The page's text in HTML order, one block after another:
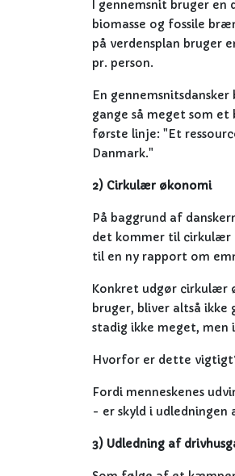
I gennemsnit bruger en
biomasse og fossile
på verdensplan bruger
pr. person.
En
gange så meget som
første linje: "Et
Danmark."
2) Cirkulær økonomi
På baggrund af
det kommer til
til en ny rapport om
Konkret udgør cirkulær
bruger, bliver altså
stadig ikke meget, men
Hvorfor er dette
Fordi menneskenes
- er skyld i
3) Udledning af